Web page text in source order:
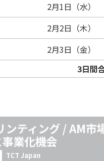
2月1日（水）
2月2日（木）
2月3日（金）
3日間
ンティング / AM市
業化機会
TCT Japan